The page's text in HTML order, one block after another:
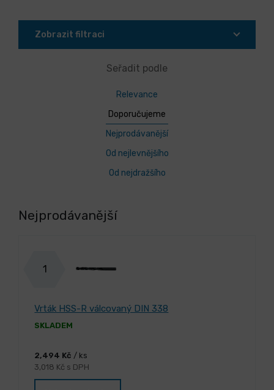
Zobrazit filtraci
Seřadit podle
Relevance
Doporučujeme
Nejprodávanější
Od nejlevnějšího
Od nejdražšího
Nejprodávanější
1
Vrták HSS-R válcovaný DIN 338
SKLADEM
2,494 Kč / ks
3,018 Kč s DPH